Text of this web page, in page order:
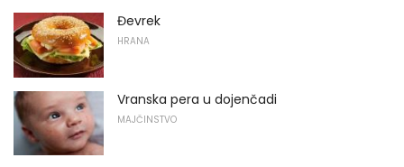
Đevrek
HRANA
Vranska pera u dojenčadi
MAJČINSTVO